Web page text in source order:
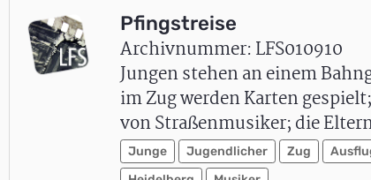
Pfingstreise
Archivnummer: LFS010910
Jungen stehen an einem
im Zug werden Karten
von Straßenmusiker; die
Junge Jugendlicher Zug